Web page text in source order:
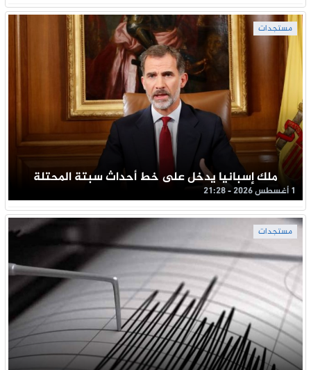
مستجدات
ملك إسبانيا يدخل على خط أحداث سبتة المحتلة
1 أغسطس 2026 - 21:28
مستجدات